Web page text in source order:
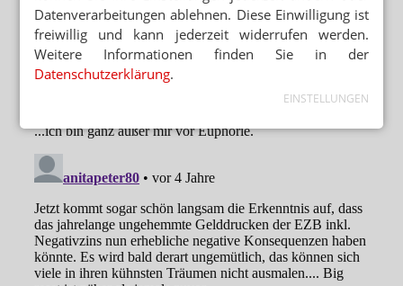
Datenverarbeitungen ablehnen. Diese Einwilligung ist
freiwillig und kann jederzeit widerrufen werden.
Weitere Informationen finden Sie in der
Datenschutzerklärung.
EINSTELLUNGEN